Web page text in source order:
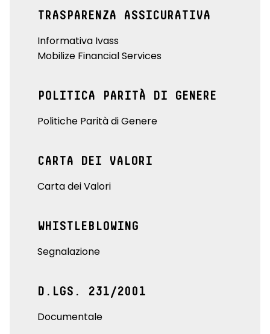
TRASPARENZA ASSICURATIVA
Informativa Ivass
Mobilize Financial Services
POLITICA PARITÀ DI GENERE
Politiche Parità di Genere
CARTA DEI VALORI
Carta dei Valori
WHISTLEBLOWING
Segnalazione
D.LGS. 231/2001
Documentale